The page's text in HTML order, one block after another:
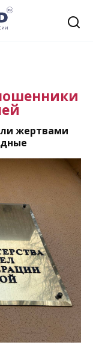
жертвами